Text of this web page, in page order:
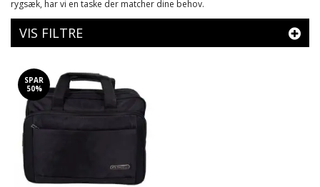
rygsæk, har vi en taske der matcher dine behov.
VIS FILTRE
SPAR
50%